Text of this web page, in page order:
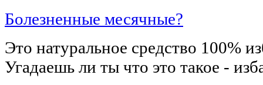
Болезненные месячные?
Это натуральное средство 100%
Угадаешь ли ты что это такое -